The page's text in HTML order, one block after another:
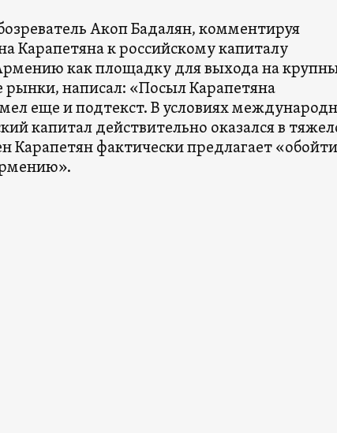
Акоп Бадалян, комментируя
Карапетяна к российскому капиталу
как площадку для выхода на
написал: «Посыл Карапетяна
еще и подтекст. В условиях
капитал действительно оказался в
Карапетян фактически предлагает